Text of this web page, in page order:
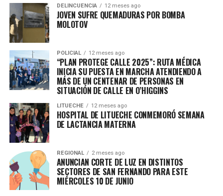
DELINCUENCIA 12 meses ago
JOVEN SUFRE QUEMADURAS POR BOMBA
MOLOTOV
POLICIAL 12 meses ago
“PLAN PROTEGE CALLE 2025”: RUTA MÉDICA
INICIA SU PUESTA EN MARCHA ATENDIENDO A
MÁS DE UN CENTENAR DE PERSONAS EN
SITUACIÓN DE CALLE EN O’HIGGINS
LITUECHE 12 meses ago
HOSPITAL DE LITUECHE CONMEMORÓ SEMANA
DE LACTANCIA MATERNA
REGIONAL 2 meses ago
ANUNCIAN CORTE DE LUZ EN DISTINTOS
SECTORES DE SAN FERNANDO PARA ESTE
MIÉRCOLES 10 DE JUNIO